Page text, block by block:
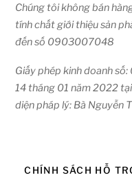
Chúng tôi không bán
tính chất giới thiệu sản
đến số 0903007048
Giấy phép kinh doanh
14 tháng 01 năm 2022
diện pháp lý: Bà Nguyễn
CHÍNH SÁCH HỖ